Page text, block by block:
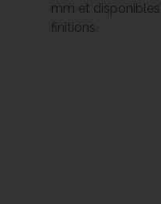
mm et
finitions.